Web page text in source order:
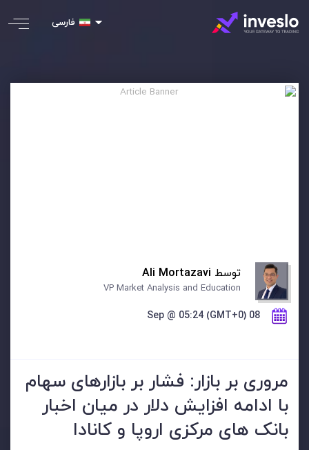
فارسی
توسط Ali Mortazavi
VP Market Analysis and Education
08 Sep @ 05:24 (GMT+0)
مروری بر بازار: فشار بر بازارهای سهام
با ادامه افزایش دلار در میان اخبار
بانک های مرکزی اروپا و کانادا